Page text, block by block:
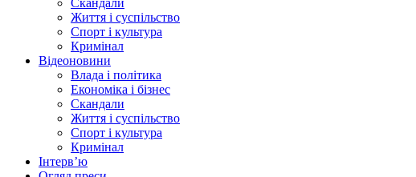
Скандали
Життя і суспільство
Спорт і культура
Кримінал
Відеоновини
Влада і політика
Економіка і бізнес
Скандали
Життя і суспільство
Спорт і культура
Кримінал
Інтерв’ю